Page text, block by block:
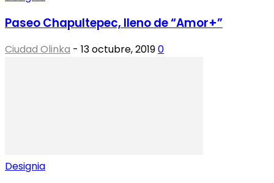
Paseo Chapultepec, lleno de “Amor+”
Ciudad Olinka - 13 octubre, 20190
Designia